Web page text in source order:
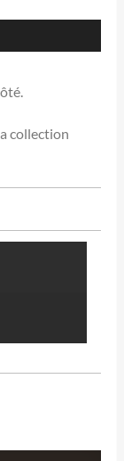
collection